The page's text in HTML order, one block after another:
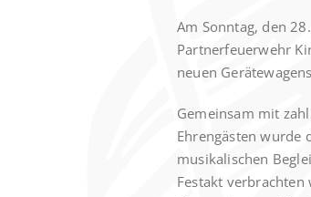
Am Sonntag, den
Partnerfeuerwehr
neuen
Gemeinsam mit
Ehrengästen wurde
musikalischen
Festakt